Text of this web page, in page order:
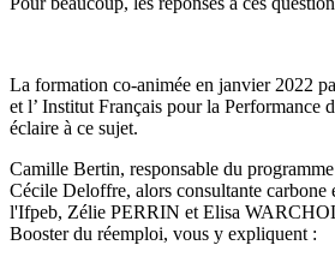
La formation co-animée en janvier 2022
et l’ Institut Français pour la Performance
éclaire à ce sujet.
Camille Bertin, responsable du
Cécile Deloffre, alors consultante carbone
l'Ifpeb, Zélie PERRIN et Elisa
Booster du réemploi, vous y expliquent :